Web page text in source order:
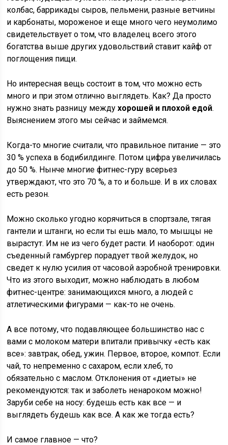
колбас, баррикады сыров, пельмени, разные ветчины
и карбонаты, мороженое и еще много чего неумолимо
свидетельствует о том, что владелец всего этого
богатства выше других удовольствий ставит кайф от
поглощения пищи.
Но интересная вещь состоит в том, что можно есть
много и при этом отлично выглядеть. Как? Да просто
нужно знать разницу междухорошей и плохой едой.
Выяснением этого мы сейчас и займемся.
Когда-то многие считали, что правильное питание — это
30 % успеха в бодибилдинге. Потом цифра увеличилась
до 50 %. Нынче многие фитнес-гуру всерьез
утверждают, что это 70 %, а то и больше. И в их словах
есть резон.
Можно сколько угодно корячиться в спортзале, тягая
гантели и штанги, но если ты ешь мало, то мышцы не
вырастут. Им не из чего будет расти. И наоборот: один
съеденный гамбургер порадует твой желудок, но
сведет к нулю усилия от часовой аэробной тренировки.
Что из этого выходит, можно наблюдать в любом
фитнес-центре: занимающихся много, а людей с
атлетическими фигурами — как-то не очень.
А все потому, что подавляющее большинство нас с
вами с молоком матери впитали привычку «есть как
все»: завтрак, обед, ужин. Первое, второе, компот. Если
чай, то непременно с сахаром, если хлеб, то
обязательно с маслом. Отклонения от «диеты» не
рекомендуются: так и заболеть ненароком можно!
Заруби себе на носу: будешь есть как все — и
выглядеть будешь как все. А как же тогда есть?
И самое главное — что?